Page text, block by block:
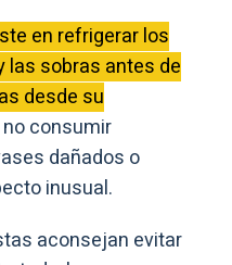
en refrigerar los
las sobras antes de
desde su
consumir
dañados o
inusual.
aconsejan evitar